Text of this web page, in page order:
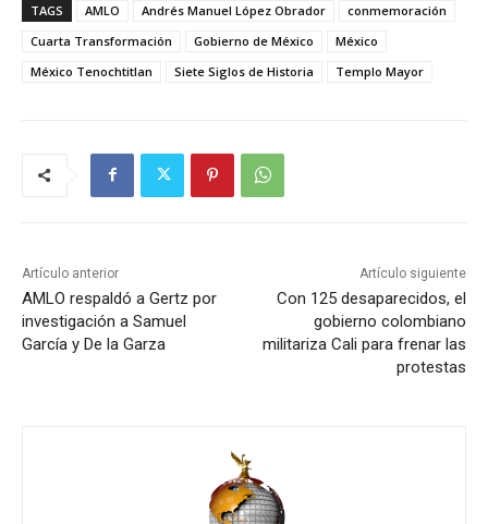
TAGS AMLO Andrés Manuel López Obrador
conmemoración
Cuarta Transformación
Gobierno de México
México
México Tenochtitlan
Siete Siglos de Historia Templo Mayor
Artículo anterior
AMLO respaldó a Gertz por
investigación a Samuel
García y De la Garza
Artículo siguiente
Con 125 desaparecidos, el
gobierno colombiano
militariza Cali para frenar las
protestas